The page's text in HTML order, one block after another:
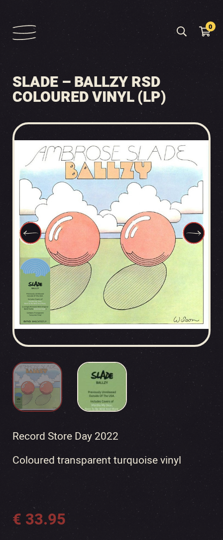
0
SLADE – BALLZY RSD
COLOURED VINYL (LP)
Record Store Day 2022
Coloured transparent turquoise vinyl
€ 33.95